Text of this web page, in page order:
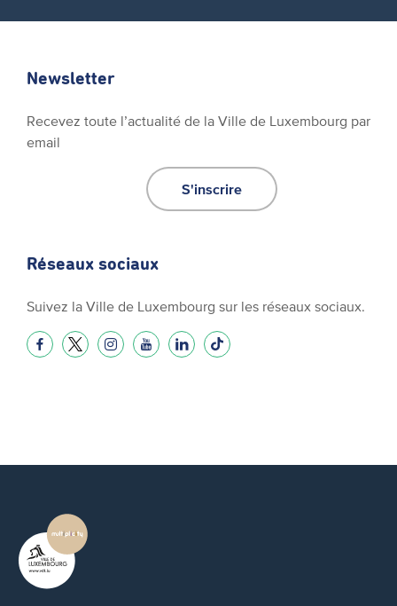
Newsletter
Recevez toute l’actualité de la Ville de Luxembourg par
email
S'inscrire
Réseaux sociaux
Suivez la Ville de Luxembourg sur les réseaux sociaux.